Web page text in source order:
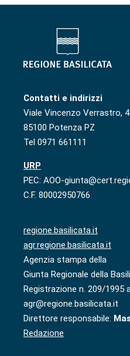
Contatti e indirizzi
Viale Vincenzo Verrastro, 4
85100 Potenza PZ
Tel 0971 661111
URP
PEC: AOO-
C.F. 80002950766
regione.basilicata.it
agr.regione.basilicata.it
Agenzia stampa della
Giunta Regionale della
Registrazione n. 209/1995
agr@regione.basilicata.it
Direttore responsabile:
Redazione